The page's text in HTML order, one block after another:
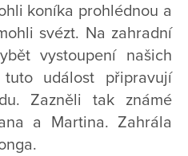
koníka prohlédnou a
svézt. Na zahradní
vystoupení našich
událost připravují
Zazněli tak známé
a Martina. Zahrála